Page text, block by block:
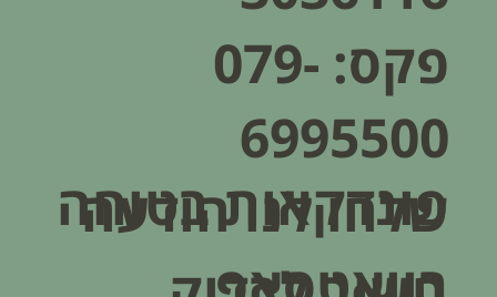
פקס: 079-
6995500
שלחו לנו הודעה
פונדקאות בטוחה